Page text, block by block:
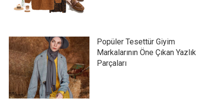
Popüler Tesettür Giyim
Markalarının Öne Çıkan Yazlık
Parçaları